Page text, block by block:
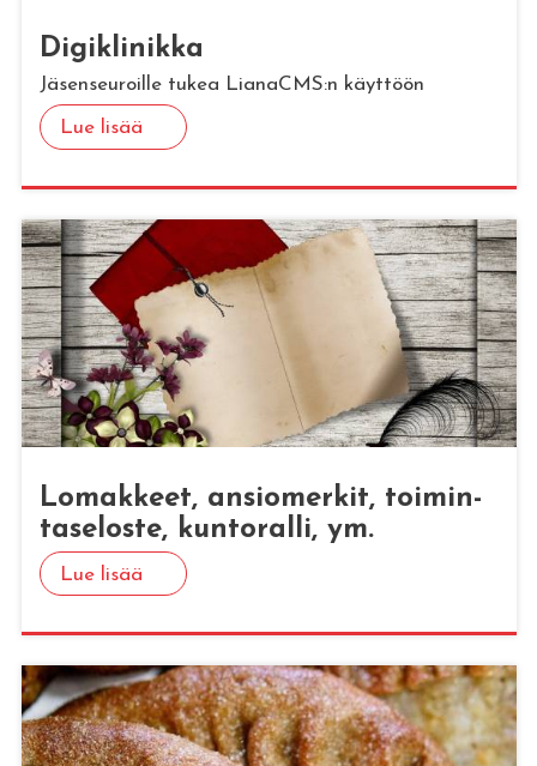
Di­gikli­nik­ka
Jäsenseuroille tukea LianaCMS:n käyttöön
Lue lisää
Lo­mak­keet, an­sio­mer­kit, toi­min­
ta­se­los­te, kun­to­ral­li, ym.
Lue lisää